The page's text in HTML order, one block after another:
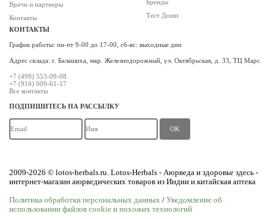
Врачи и партнеры
Контакты
Бренды
Тест Доши
КОНТАКТЫ
График работы: пн-пт 9-00 до 17-00, сб-вс: выходные дни
Адрес склада: г. Балашиха, мкр. Железнодорожный, ул. Октябрьская, д. 33, ТЦ Марс.
+7 (499) 553-09-08
+7 (916) 009-61-17
Все контакты
ПОДПИШИТЕСЬ НА РАССЫЛКУ
OK
2009-2026 © lotos-herbals.ru. Lotos-Herbals - Аюрведа и здоровье здесь -
интернет-магазин аюрведических товаров из Индии и китайская аптека
Политика обработки персональных данных / Уведомление об
использовании файлов cookie и похожих технологий